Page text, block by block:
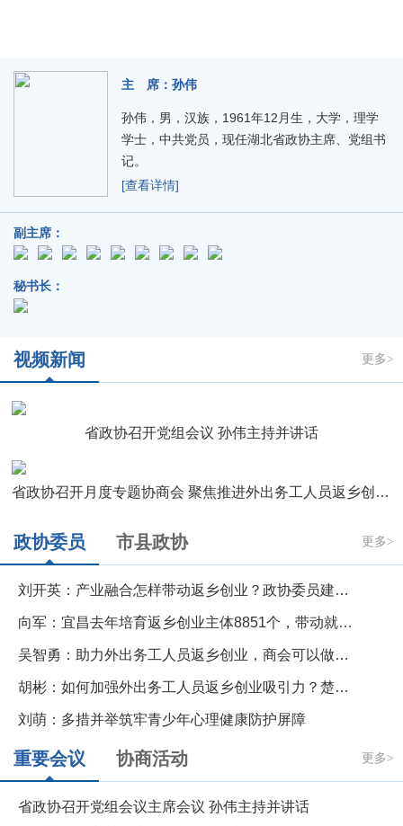
主 席：孙伟
孙伟，男，汉族，1961年12月生，大学，理学
学士，中共党员，现任湖北省政协主席、党组书
记。
[查看详情]
副主席：
秘书长：
视频新闻 更多>
刘开英：产业融合怎样带动返乡创业？政协委员建议明确各地主赛道
向军：宜昌去年培育返乡创业主体8851个，带动就业2.37万人
吴智勇：助力外出务工人员返乡创业，商会可以做些什么
胡彬：如何加强外出务工人员返乡创业吸引力？楚商回乡、校友回归带好头
刘萌：多措并举筑牢青少年心理健康防护屏障
重要会议 协商活动
省政协召开党组会议主席会议 孙伟主持并讲话
省政协召开主席会议 孙伟主持并讲话